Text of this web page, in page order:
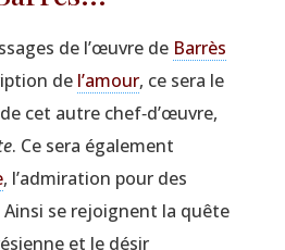
de l’œuvre de Bar­rès
de l’amour, ce sera le
cet autre chef‑d’œuvre,
. Ce sera éga­le­ment
, l’admiration pour des
Ain­si se rejoignent la quête
et le désir